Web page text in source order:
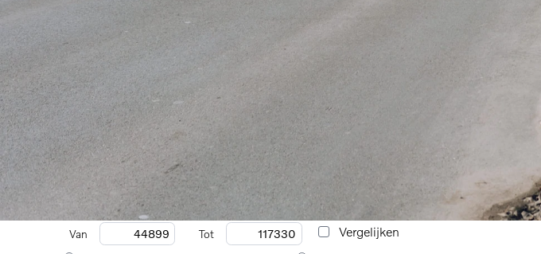
EC40
ES90
EX30
EX40
13
EX60
Meer weergeven
Prijs
Van Tot
10606735
Volvo XC40 Core B3 Mild-hybride
29-07-2026
Vergelijken